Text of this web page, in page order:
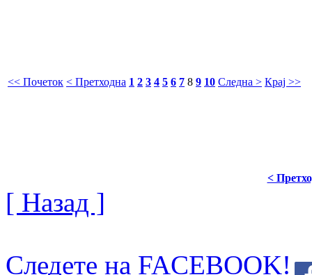
<< Почеток < Претходна 1 2 3 4 5 6 7 8 9 10 Следна > Крај >>
<
[ Назад ]
Следете на FACEBOOK!